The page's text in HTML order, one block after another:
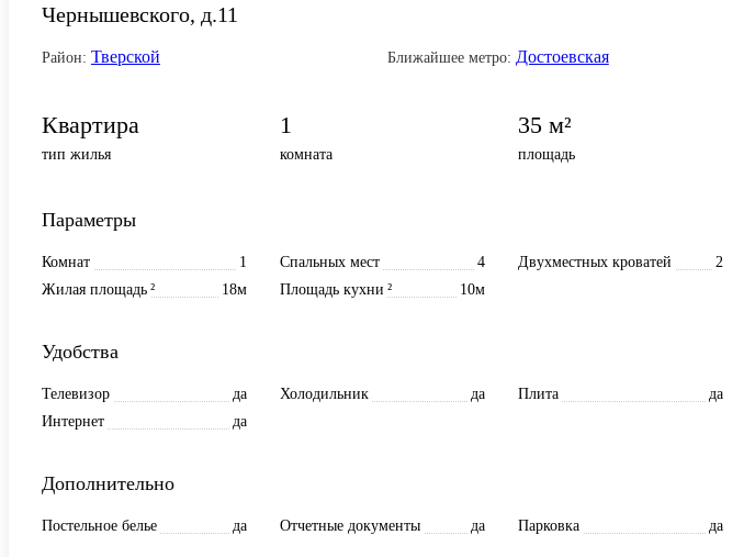
Чернышевского, д.11
Район: Тверской Ближайшее метро: Достоевская
Квартира
тип жилья
1
комната
35 м²
площадь
Параметры
Комнат 1 Спальных мест 4 Двухместных кроватей 2
Жилая площадь
18м
² Площадь кухни 10м
²
Удобства
Телевизор да Холодильник да Плита да
Интернет
да
Дополнительно
Постельное белье да Отчетные документы да Парковка да